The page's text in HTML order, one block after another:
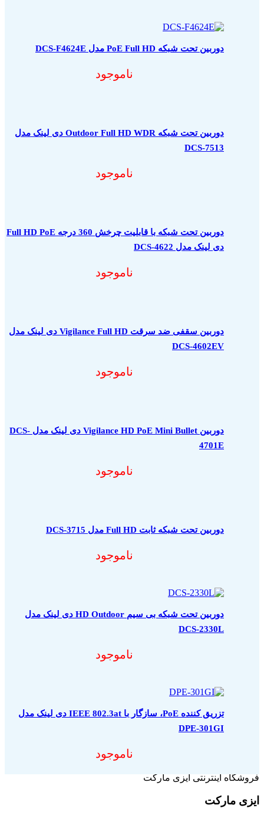
دوربین تحت شبکه PoE Full HD مدل DCS-F4624E
ناموجود
دوربین تحت شبکه Outdoor Full HD WDR دی لینک مدل
DCS-7513
ناموجود
دوربین تحت شبکه با قابلیت چرخش 360 درجه Full HD PoE
دی لینک مدل DCS-4622
ناموجود
دوربین سقفی ضد سرقت Vigilance Full HD دی لینک مدل
DCS-4602EV
ناموجود
دوربین Vigilance HD PoE Mini Bullet دی لینک مدل DCS-
4701E
ناموجود
دوربین تحت شبکه ثابت Full HD مدل DCS-3715
ناموجود
دوربین تحت شبکه بی سیم HD Outdoor دی لینک مدل
DCS-2330L
ناموجود
تزریق کننده PoE، سازگار با IEEE 802.3at دی لینک مدل
DPE-301GI
ناموجود
فروشگاه اینترنتی ایزی مارکت
ایزی مارکت